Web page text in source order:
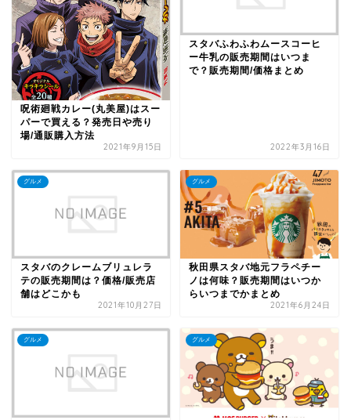
呪術廻戦カレー(丸美屋)はスー
パーで買える？発売日や売り
場/通販購入方法
2021年9月15日
スタバふわふわムースコーヒ
ー牛乳の販売期間はいつま
で？販売期間/価格まとめ
2022年3月16日
グルメ
スタバのクレームブリュレラ
テの販売期間は？価格/販売店
舗はどこかも
2021年10月27日
グルメ
秋田県スタバ地元フラペチー
ノは何味？販売期間はいつか
らいつまでかまとめ
2021年6月24日
グルメ グルメ